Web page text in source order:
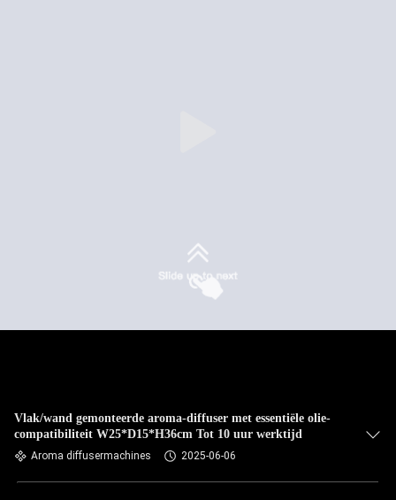
Vlak/wand gemonteerde aroma-diffuser met essentiële olie-
compatibiliteit W25*D15*H36cm Tot 10 uur werktijd
Aroma diffusermachines 2025-06-06